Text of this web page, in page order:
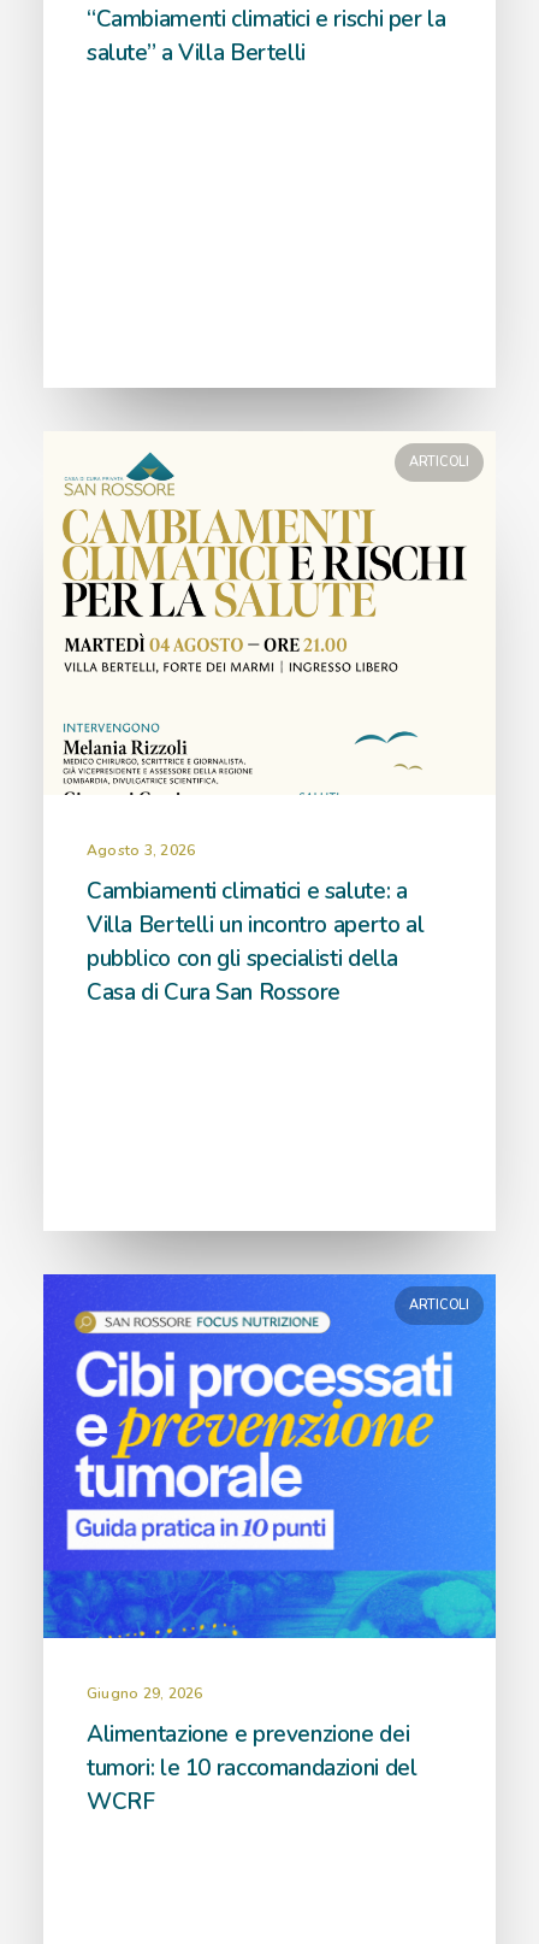
“Cambiamenti climatici e rischi per la
salute” a Villa Bertelli
ARTICOLI
Agosto 3, 2026
Cambiamenti climatici e salute: a
Villa Bertelli un incontro aperto al
pubblico con gli specialisti della
Casa di Cura San Rossore
ARTICOLI
Giugno 29, 2026
Alimentazione e prevenzione dei
tumori: le 10 raccomandazioni del
WCRF